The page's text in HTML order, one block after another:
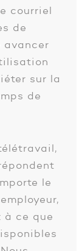
courriel
de
sur la
de
le
à ce que